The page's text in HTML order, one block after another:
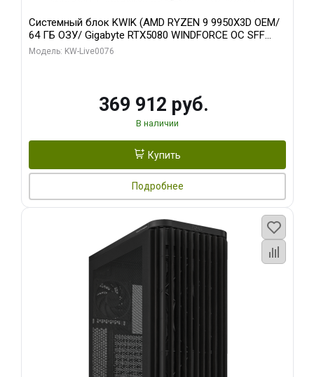
Системный блок KWIK (AMD RYZEN 9 9950X3D OEM/
64 ГБ ОЗУ/ Gigabyte RTX5080 WINDFORCE OC SFF
16GB GDDR7 256bit / 960 ГБ SSD)
Модель: KW-Live0076
369 912 руб.
В наличии
Купить
Подробнее